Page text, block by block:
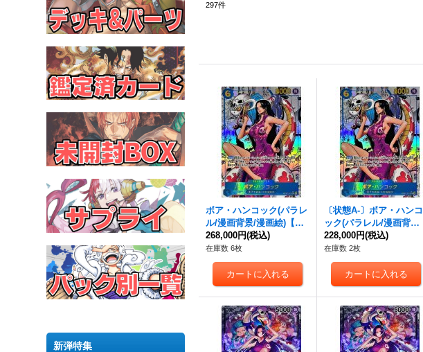
新弾特集
297件
ボア・ハンコック(パラレ
ル/漫画背景/漫画絵)【S
R/SP】{OP07-051}
268,000円(税込)
在庫数 6枚
〔状態A-〕ボア・ハンコ
ック(パラレル/漫画背景/
漫画絵)【SR/SP】{OP07
-051}
228,000円(税込)
在庫数 2枚